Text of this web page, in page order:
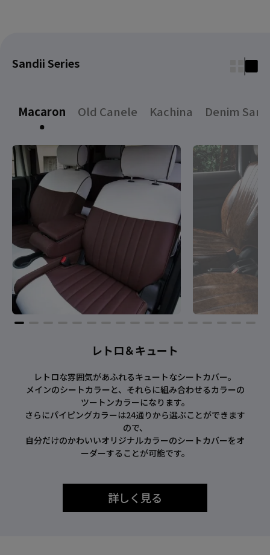
Sandii Series
Macaron Old Canele Kachina Denim Sand
レトロ＆キュート
レトロな雰囲気があふれるキュートなシートカバー。
メインのシートカラーと、それらに組み合わせるカラーの
ツートンカラーになります。
さらにパイピングカラーは24通りから選ぶことができます
ので、
自分だけのかわいいオリジナルカラーのシートカバーをオ
ーダーすることが可能です。
詳しく見る